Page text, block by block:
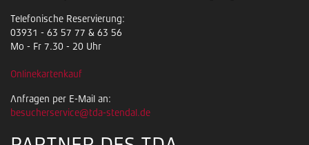
Telefonische Reservierung:
03931 - 63 57 77 & 63 56
Mo - Fr 7.30 - 20 Uhr
Onlinekartenkauf
Anfragen per E-Mail an:
besucherservice@tda-stendal.de